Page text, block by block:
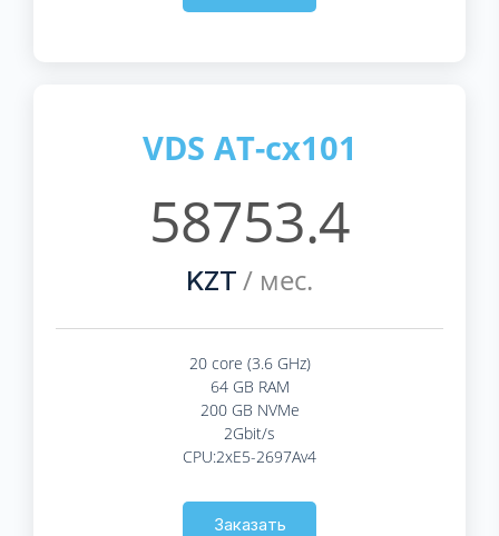
VDS AT-cx101
58753.4
KZT / мес.
20 core (3.6 GHz)
64 GB RAM
200 GB NVMe
2Gbit/s
CPU:2xE5-2697Av4
Заказать